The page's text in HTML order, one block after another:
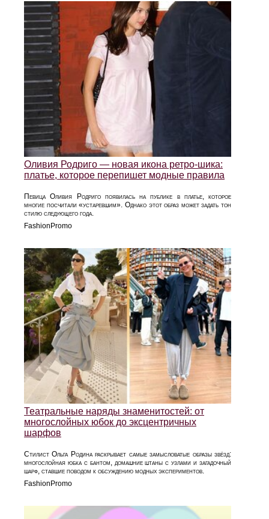
Оливия Родриго — новая икона ретро-шика:
платье, которое перепишет модные правила
Певица Оливия Родриго появилась на публике в платье, которое
многие посчитали «устаревшим». Однако этот образ может задать тон
стилю следующего года.
FashionPromo
Театральные наряды знаменитостей: от
многослойных юбок до эксцентричных
шарфов
Стилист Ольга Родина раскрывает самые замысловатые образы звёзд:
многослойная юбка с бантом, домашние штаны с узлами и загадочный
шарф, ставшие поводом к обсуждению модных экспериментов.
FashionPromo